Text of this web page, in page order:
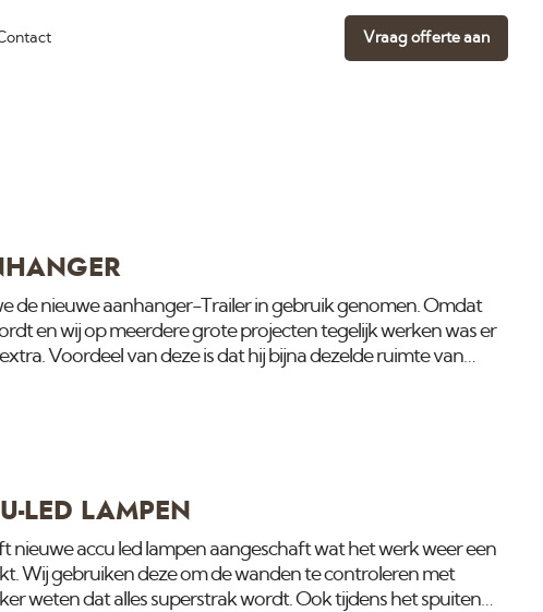
Vraag offerte aan
de nieuwe aanhanger-Trailer in gebruik genomen. Omdat
en wij op meerdere grote projecten tegelijk werken was er
Voordeel van deze is dat hij bijna dezelde ruimte van
LED LAMPEN
nieuwe accu led lampen aangeschaft wat het werk weer een
Wij gebruiken deze om de wanden te controleren met
weten dat alles superstrak wordt. Ook tijdens het spuiten